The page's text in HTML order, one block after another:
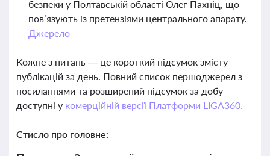
безпеки у Полтавській області Олег Пахніц, що
пов’язують із претензіями центрального апарату.
Джерело
Кожне з питань — це короткий підсумок змісту
публікацій за день. Повний список першоджерел з
посиланнями та розширений підсумок за добу
доступні у комерційній версії Платформи LIGA360.
Стисло про головне: